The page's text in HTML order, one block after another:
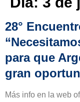
28°
para que
gran
Más info en la web